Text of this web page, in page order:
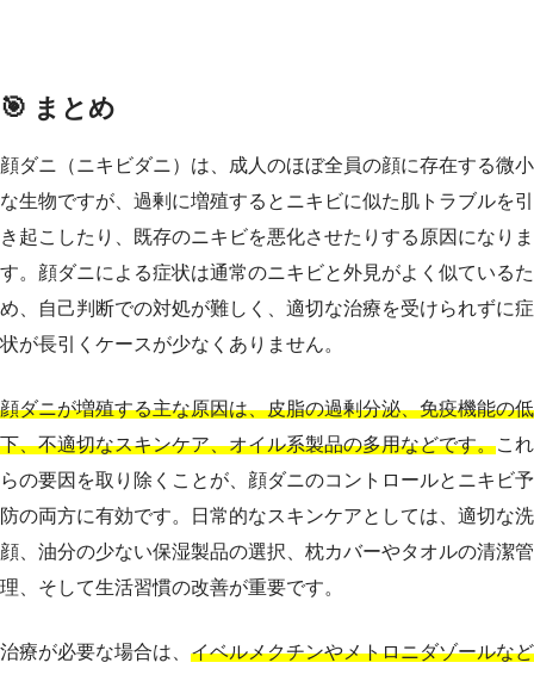
🎯 まとめ
顔ダニ（ニキビダニ）は、成人のほぼ全員の顔に存在する微小
な生物ですが、過剰に増殖するとニキビに似た肌トラブルを引
き起こしたり、既存のニキビを悪化させたりする原因になりま
す。顔ダニによる症状は通常のニキビと外見がよく似ているた
め、自己判断での対処が難しく、適切な治療を受けられずに症
状が長引くケースが少なくありません。
顔ダニが増殖する主な原因は、皮脂の過剰分泌、免疫機能の低
下、不適切なスキンケア、オイル系製品の多用などです。これ
らの要因を取り除くことが、顔ダニのコントロールとニキビ予
防の両方に有効です。日常的なスキンケアとしては、適切な洗
顔、油分の少ない保湿製品の選択、枕カバーやタオルの清潔管
理、そして生活習慣の改善が重要です。
治療が必要な場合は、 イベルメクチンやメトロニダゾールなど